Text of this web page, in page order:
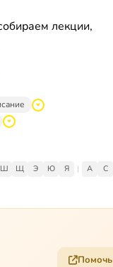
лекции,
Ш Щ Э Ю Я | A C
Помочь